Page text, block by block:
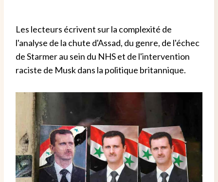
Les lecteurs écrivent sur la complexité de
l'analyse de la chute d'Assad, du genre, de l'échec
de Starmer au sein du NHS et de l'intervention
raciste de Musk dans la politique britannique.